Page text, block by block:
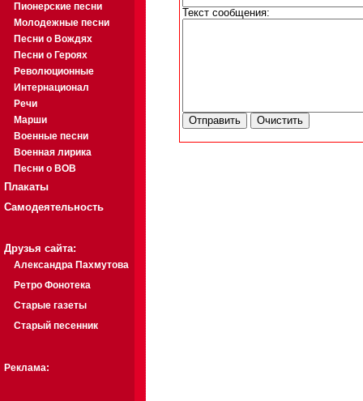
Пионерские песни
Молодежные песни
Песни о Вождях
Песни о Героях
Революционные
Интернационал
Речи
Марши
Военные песни
Военная лирика
Песни о ВОВ
Плакаты
Самодеятельность
Друзья сайта:
Александра Пахмутова
Ретро Фонотека
Старые газеты
Старый песенник
Реклама:
Текст сообщения: